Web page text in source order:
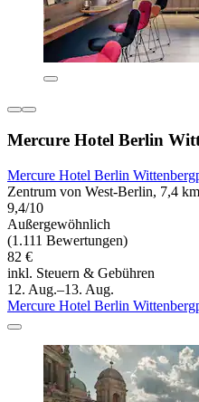
Mercure Hotel Berlin
Mercure Hotel Berlin
Zentrum von West-Berlin, 7,4
9,4/10
Außergewöhnlich
(1.111 Bewertungen)
82 €
inkl. Steuern & Gebühren
12. Aug.–13. Aug.
Mercure Hotel Berlin